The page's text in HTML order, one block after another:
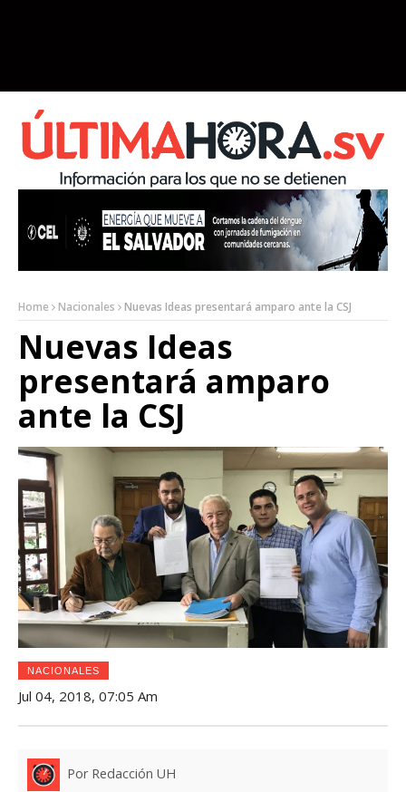
Home Nacionales Nuevas Ideas presentará amparo ante la CSJ
Nuevas Ideas
presentará amparo
ante la CSJ
NACIONALES
Jul 04, 2018, 07:05 Am
Por Redacción UH